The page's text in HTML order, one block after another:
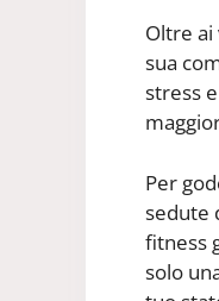
Oltre ai
sua
stress
Per
sedute
fitness
solo